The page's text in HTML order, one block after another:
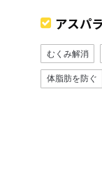
アスパ
むくみ解消
体脂肪を防ぐ